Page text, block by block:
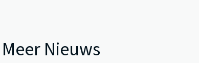
Meer Nieuws